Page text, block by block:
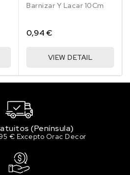
Barnizar Y Lacar 10Cm
0,94 €
VIEW DETAIL
(Península)
€ Excepto Orac Decor